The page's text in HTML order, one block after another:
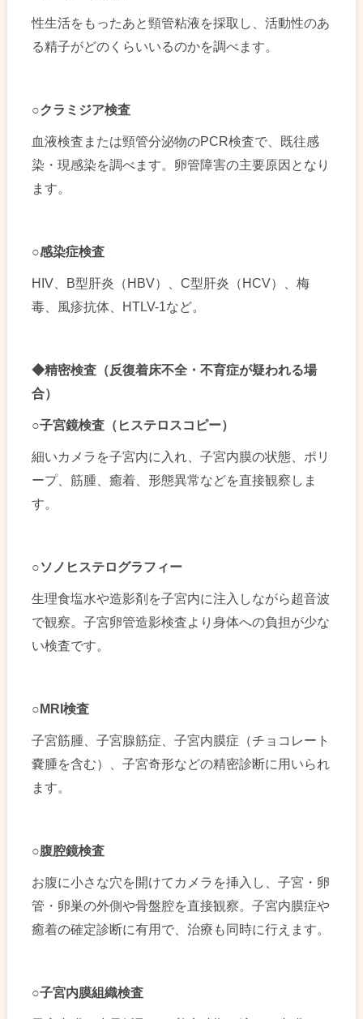
性生活をもったあと頸管粘液を採取し、活動性のあ
る精子がどのくらいいるのかを調べます。
○クラミジア検査
血液検査または頸管分泌物のPCR検査で、既往感
染・現感染を調べます。卵管障害の主要原因となり
ます。
○感染症検査
HIV、B型肝炎（HBV）、C型肝炎（HCV）、梅
毒、風疹抗体、HTLV-1など。
◆精密検査（反復着床不全・不育症が疑われる場
合）
○子宮鏡検査（ヒステロスコピー）
細いカメラを子宮内に入れ、子宮内膜の状態、ポリ
ープ、筋腫、癒着、形態異常などを直接観察しま
す。
○ソノヒステログラフィー
生理食塩水や造影剤を子宮内に注入しながら超音波
で観察。子宮卵管造影検査より身体への負担が少な
い検査です。
○MRI検査
子宮筋腫、子宮腺筋症、子宮内膜症（チョコレート
嚢腫を含む）、子宮奇形などの精密診断に用いられ
ます。
○腹腔鏡検査
お腹に小さな穴を開けてカメラを挿入し、子宮・卵
管・卵巣の外側や骨盤腔を直接観察。子宮内膜症や
癒着の確定診断に有用で、治療も同時に行えます。
○子宮内膜組織検査